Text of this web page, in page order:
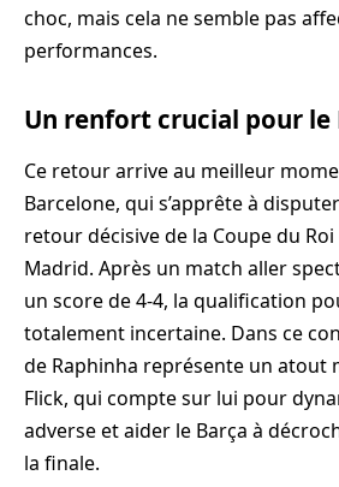
choc, mais cela ne semble pas
performances.
Un renfort crucial pour le
Ce retour arrive au meilleur
Barcelone, qui s’apprête à
retour décisive de la Coupe du Roi
Madrid. Après un match aller
un score de 4-4, la qualification
totalement incertaine. Dans ce
de Raphinha représente un atout
Flick, qui compte sur lui pour
adverse et aider le Barça à
la finale.